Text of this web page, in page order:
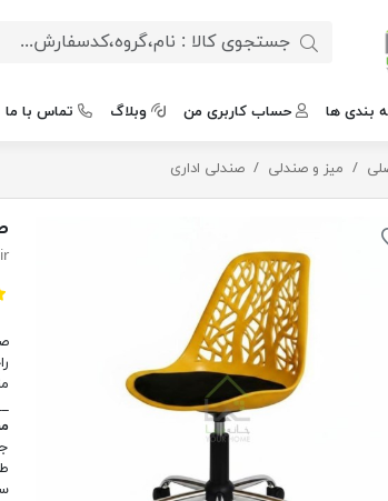
بندی ها حساب کاربری من وبلاگ تماس با ما
میز و صندلی صندلی اداری چرخ دار شاخ و برگی